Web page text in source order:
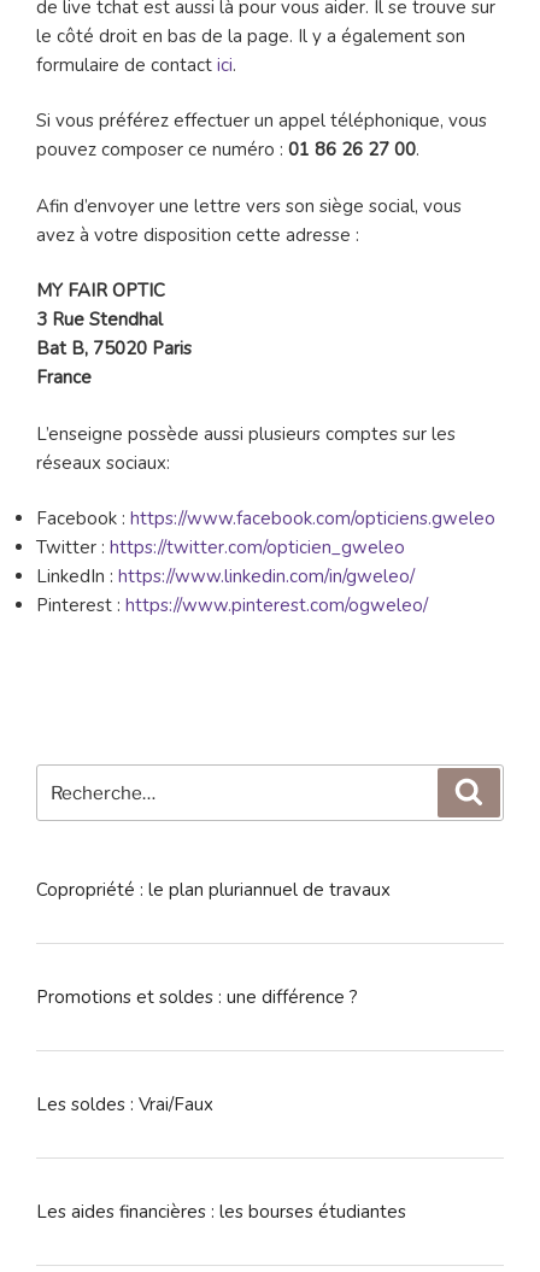
de live tchat est aussi là pour vous aider. Il se trouve sur
le côté droit en bas de la page. Il y a également son
formulaire de contact ici.
Si vous préférez effectuer un appel téléphonique, vous
pouvez composer ce numéro : 01 86 26 27 00.
Afin d’envoyer une lettre vers son siège social, vous
avez à votre disposition cette adresse :
MY FAIR OPTIC
3 Rue Stendhal
Bat B, 75020 Paris
France
L’enseigne possède aussi plusieurs comptes sur les
réseaux sociaux:
Facebook : https://www.facebook.com/opticiens.gweleo
Twitter : https://twitter.com/opticien_gweleo
LinkedIn : https://www.linkedin.com/in/gweleo/
Pinterest : https://www.pinterest.com/ogweleo/
pour
Copropriété : le plan pluriannuel de travaux
Promotions et soldes : une différence ?
Les soldes : Vrai/Faux
Les aides financières : les bourses étudiantes